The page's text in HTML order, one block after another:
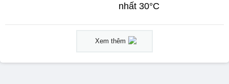
nhất 30°C
Xem thêm